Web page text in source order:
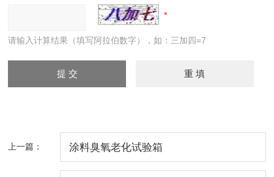
请输入计算结果（填写阿拉伯数字），如：三加四=7
上一篇： 涂料臭氧老化试验箱